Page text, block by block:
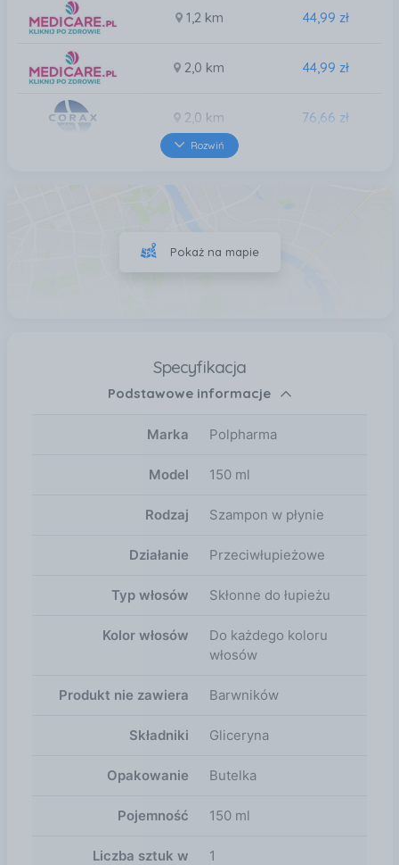
1,2 km 44,99 zł
2,0 km 44,99 zł
2,0 km 76,66 zł
Rozwiń
Pokaż na mapie
Specyfikacja
Podstawowe informacje
Marka Polpharma
Model 150 ml
Rodzaj Szampon w płynie
Działanie Przeciwłupieżowe
Typ włosów Skłonne do łupieżu
Kolor włosów
Do każdego koloru
włosów
Produkt nie zawiera Barwników
Składniki Gliceryna
Opakowanie Butelka
Pojemność 150 ml
Liczba sztuk w
1